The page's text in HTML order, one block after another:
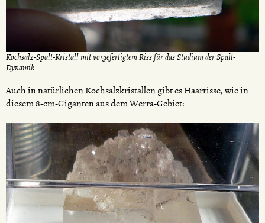
Kochsalz-Spalt-Kristall mit vorgefertigtem Riss für das Studium der Spalt-
Dynamik
Auch in natürlichen Kochsalzkristallen gibt es Haarrisse, wie in
diesem 8-cm-Giganten aus dem Werra-Gebiet: